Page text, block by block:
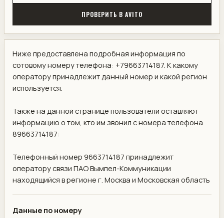
ПРОВЕРИТЬ В AVITO
Ниже предоставлена подробная информация по
сотовому номеру телефона: +79663714187. К какому
оператору принадлежит данный номер и какой регион
используется.
Также на данной странице пользователи оставляют
информацию о том, кто им звонил с номера телефона
89663714187:
Телефонный номер 9663714187 принадлежит
оператору связи ПАО Вымпел-Коммуникации
находящийся в регионе г. Москва и Московская область
Данные по номеру